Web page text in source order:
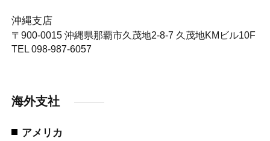
沖縄支店
〒900-0015沖縄県那覇市久茂地2-8-7 久茂地KMビル10F
TEL 098-987-6057
海外支社
アメリカ